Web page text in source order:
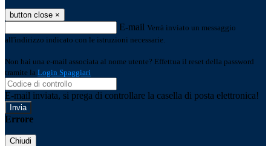
button close ×
E-mail Verrà inviato un messaggio
all'indirizzo indicato con le istruzioni necessarie.
Non hai una e-mail associata al nome utente? Effettua il reset della password
tramite la Login Spaggiari
E-mail inviata, si prega di controllare la casella di posta elettronica!
Errore
Chiudi